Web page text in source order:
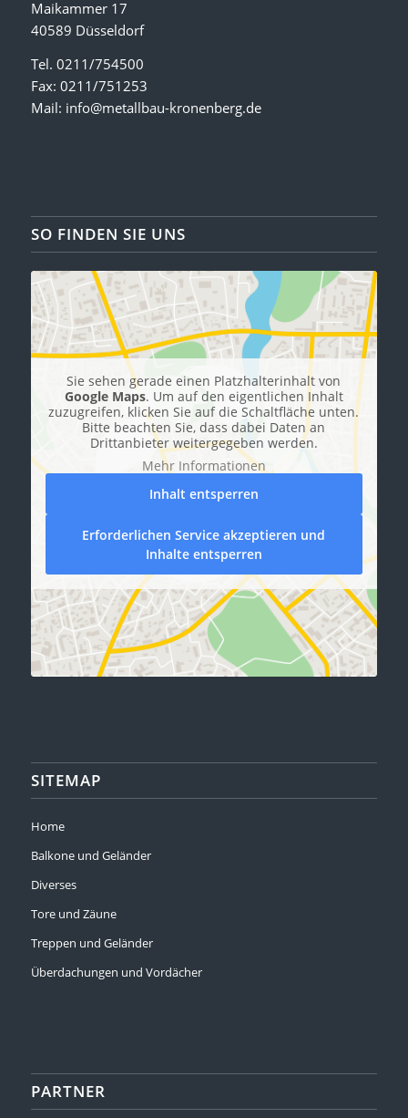
Maikammer 17
40589 Düsseldorf
Tel. 0211/754500
Fax: 0211/751253
Mail: info@metallbau-kronenberg.de
SO FINDEN SIE UNS
Sie sehen gerade einen Platzhalterinhalt von
Google Maps. Um auf den eigentlichen Inhalt
zuzugreifen, klicken Sie auf die Schaltfläche unten.
Bitte beachten Sie, dass dabei Daten an
Drittanbieter weitergegeben werden.
Mehr Informationen
Inhalt entsperren
Erforderlichen Service akzeptieren und
Inhalte entsperren
SITEMAP
Home
Balkone und Geländer
Diverses
Tore und Zäune
Treppen und Geländer
Überdachungen und Vordächer
PARTNER